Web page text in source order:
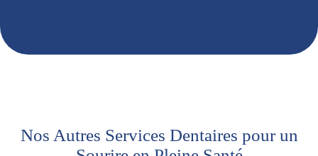
Nos Autres Services Dentaires pour un